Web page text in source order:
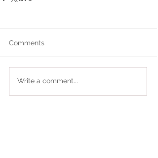
Comments
Write a comment...